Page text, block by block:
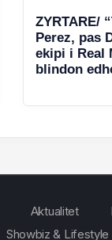
ZYRTARE/
Perez, pas
ekipi i Real
blindon
Aktualitet
Showbiz & Lifestyle